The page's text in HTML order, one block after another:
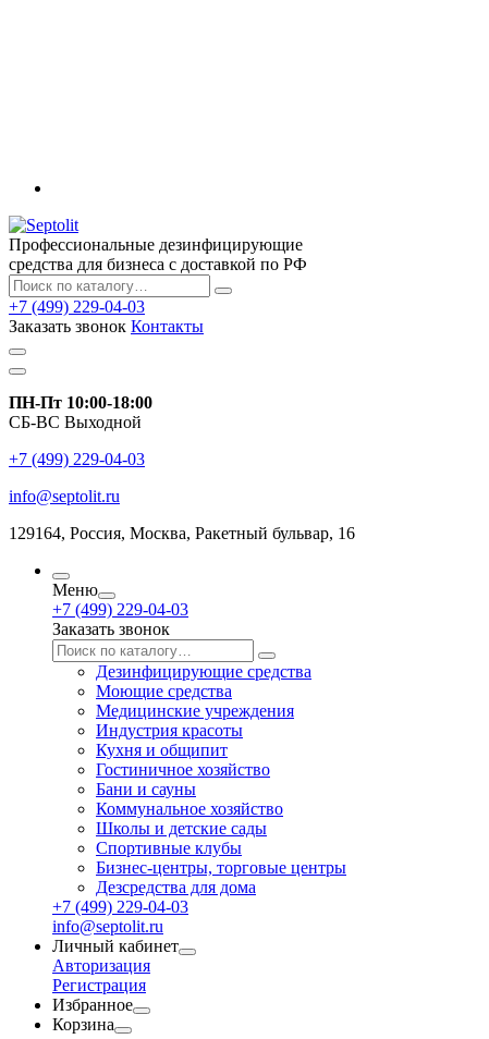
Профессиональные дезинфицирующие
средства для бизнеса с доставкой по РФ
+7 (499) 229-04-03
Заказать звонок Контакты
ПН-Пт 10:00-18:00
СБ-ВС Выходной
+7 (499) 229-04-03
info@septolit.ru
129164, Россия, Москва, Ракетный бульвар, 16
Меню
+7 (499) 229-04-03
Заказать звонок
Дезинфицирующие средства
Моющие средства
Медицинские учреждения
Индустрия красоты
Кухня и общипит
Гостиничное хозяйство
Бани и сауны
Коммунальное хозяйство
Школы и детские сады
Спортивные клубы
Бизнес-центры, торговые центры
Дезсредства для дома
+7 (499) 229-04-03
info@septolit.ru
Личный кабинет
Авторизация
Регистрация
Избранное
Корзина